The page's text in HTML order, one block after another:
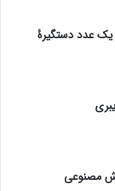
عدد دستگیرۀ
مصنوعی